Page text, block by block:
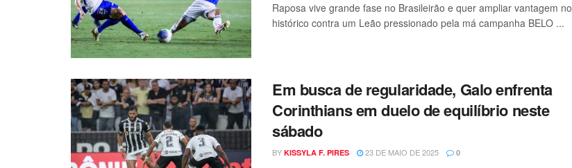
Raposa vive grande fase no Brasileirão e quer ampliar vantagem no
histórico contra um Leão pressionado pela má campanha BELO ...
Em busca de regularidade, Galo enfrenta
Corinthians em duelo de equilíbrio neste
sábado
BY KISSYLA F. PIRES 23 DE MAIO DE 2025 0